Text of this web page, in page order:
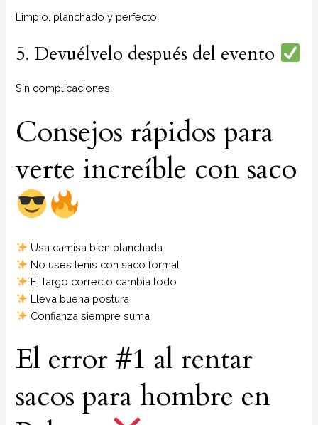
Limpio, planchado y perfecto.
5. Devuélvelo después del evento
Sin complicaciones.
Consejos rápidos para
verte increíble con saco
Usa camisa bien planchada
No uses tenis con saco formal
El largo correcto cambia todo
Lleva buena postura
Confianza siempre suma
El error #1 al rentar
sacos para hombre en